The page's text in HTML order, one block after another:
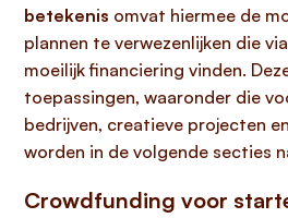
betekenis omvat hiermee de
plannen te verwezenlijken die
moeilijk financiering vinden.
toepassingen, waaronder die
bedrijven, creatieve projecten
worden in de volgende secties
Crowdfunding voor